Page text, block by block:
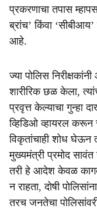
प्रकरणाचा तपास
ब्रांच’ किंवा
आहे.
ज्या पोलिस
शारीरिक छळ केला,
प्रवृत्त केल्याचा गुन्हा
व्हिडिओ व्हायरल करून
विकृतांचाही शोध घेऊन
मुख्यमंत्री प्रमोद
तरी हे आदेश केवळ
न राहता, दोषी
तरच जनतेचा